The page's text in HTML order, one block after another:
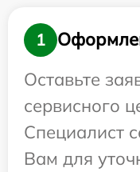
1
Оставьте
сервисного
Специалист
Вам для